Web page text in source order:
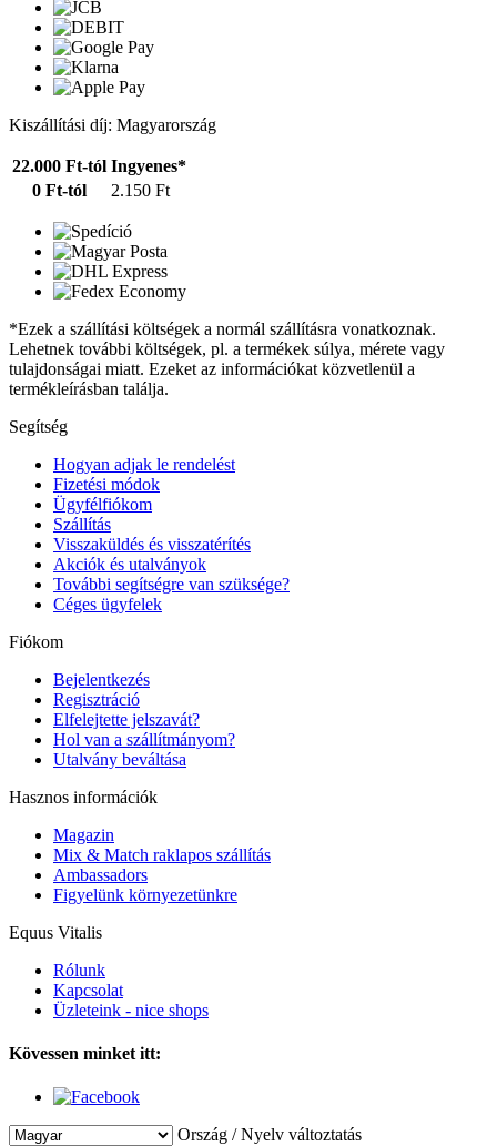
Kiszállítási díj: Magyarország
22.000 Ft-tól Ingyenes*
0 Ft-tól
2.150 Ft
*Ezek a szállítási költségek a normál szállításra vonatkoznak.
Lehetnek további költségek, pl. a termékek súlya, mérete vagy
tulajdonságai miatt. Ezeket az információkat közvetlenül a
termékleírásban találja.
Segítség
Hogyan adjak le rendelést
Fizetési módok
Ügyfélfiókom
Szállítás
Visszaküldés és visszatérítés
Akciók és utalványok
További segítségre van szüksége?
Céges ügyfelek
Fiókom
Bejelentkezés
Regisztráció
Elfelejtette jelszavát?
Hol van a szállítmányom?
Utalvány beváltása
Hasznos információk
Magazin
Mix & Match raklapos szállítás
Ambassadors
Figyelünk környezetünkre
Equus Vitalis
Rólunk
Kapcsolat
Üzleteink - nice shops
Kövessen minket itt:
Ország / Nyelv változtatás